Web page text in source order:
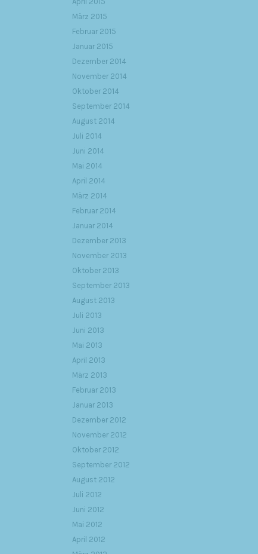
März 2015
Februar 2015
Januar 2015
Dezember 2014
November 2014
Oktober 2014
September 2014
August 2014
Juli 2014
Juni 2014
Mai 2014
April 2014
März 2014
Februar 2014
Januar 2014
Dezember 2013
November 2013
Oktober 2013
September 2013
August 2013
Juli 2013
Juni 2013
Mai 2013
April 2013
März 2013
Februar 2013
Januar 2013
Dezember 2012
November 2012
Oktober 2012
September 2012
August 2012
Juli 2012
Juni 2012
Mai 2012
April 2012